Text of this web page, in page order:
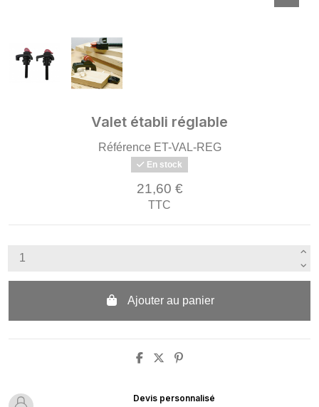
Valet établi réglable
Référence ET-VAL-REG
En stock
21,60 €
TTC
Ajouter au panier
Devis personnalisé